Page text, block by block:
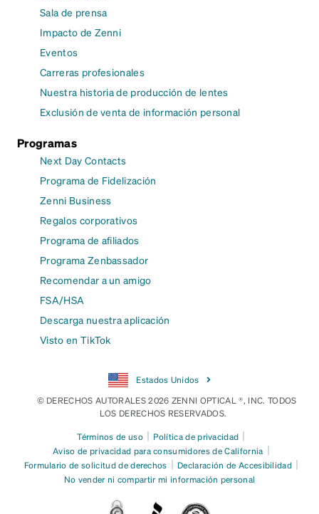
Sala de prensa
Impacto de Zenni
Eventos
Carreras profesionales
Nuestra historia de producción de lentes
Exclusión de venta de información personal
Programas
Next Day Contacts
Programa de Fidelización
Zenni Business
Regalos corporativos
Programa de afiliados
Programa Zenbassador
Recomendar a un amigo
FSA/HSA
Descarga nuestra aplicación
Visto en TikTok
Estados Unidos
© DERECHOS AUTORALES 2026 ZENNI OPTICAL ®, INC. TODOS
LOS DERECHOS RESERVADOS.
Términos de uso | Política de privacidad |
Aviso de privacidad para consumidores de California |
Formulario de solicitud de derechos | Declaración de Accesibilidad |
No vender ni compartir mi información personal